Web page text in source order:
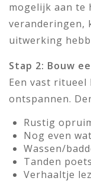
mogelijk aan te
veranderingen,
uitwerking
Stap 2: Bouw
Een vast ritueel
ontspannen.
Rustig
Nog even
Wassen/
Tanden
Verhaaltje